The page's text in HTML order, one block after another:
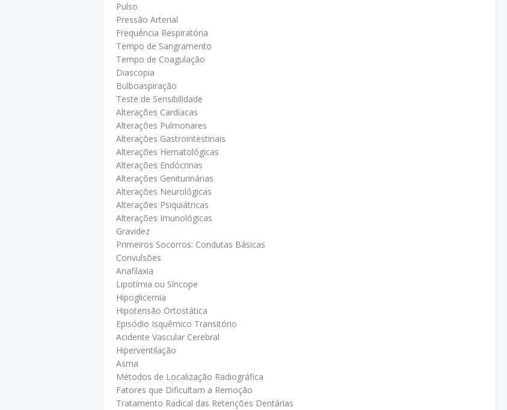
Pulso
Pressão Arterial
Frequência Respiratória
Tempo de Sangramento
Tempo de Coagulação
Diascopia
Bulboaspiração
Teste de Sensibilidade
Alterações Cardíacas
Alterações Pulmonares
Alterações Gastrointestinais
Alterações Hematológicas
Alterações Endócrinas
Alterações Geniturinárias
Alterações Neurológicas
Alterações Psiquiátricas
Alterações Imunológicas
Gravidez
Primeiros Socorros: Condutas Básicas
Convulsões
Anafilaxia
Lipotímia ou Síncope
Hipoglicemia
Hipotensão Ortostática
Episódio Isquêmico Transitório
Acidente Vascular Cerebral
Hiperventilação
Asma
Métodos de Localização Radiográfica
Fatores que Dificultam a Remoção
Tratamento Radical das Retenções Dentárias